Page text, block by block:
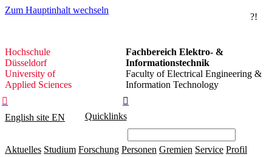
Zum Hauptinhalt wechseln
?!
Hochschule
Düsseldorf
Hochschule
Düsseldorf
University of
Applied Sciences
Fachbereich Elektro- &
Informationstechnik
Faculty of Electrical Engineering &
Information Technology


English site EN Quicklinks
Aktuelles Studium Forschung Personen Gremien Service Profil